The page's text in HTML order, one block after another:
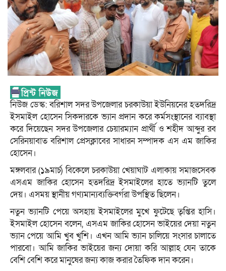
নিউজ ডেস্ক: বরিশাল সদর উপজেলার চরকাউয়া ইউনিয়নের হতদরিদ্র
ইসমাইল হোসেন সিকদারকে ভ্যান প্রদান করে কর্মসংস্থানের ব্যাবস্থা
করে দিয়েছেন সদর উপজেলার চেয়ারম্যান প্রার্থী ও শহীদ আব্দুর রব
সেরিনয়াবাত বরিশাল প্রেসক্লাবের সাধারন সম্পাদক এস এম জাকির
হোসেন।
মঙ্গলবার (১৯মার্চ) বিকেলে চরকাউয়া খেয়াঘাট এলাকায় সমাজসেবক
এসএম জাকির হোসেন হতদরিদ্র ইসমাইলের হাতে ভ্যানটি তুলে
দেয়। এসময় স্থানীয় গণ্যমান্যব্যক্তিবর্গরা উপস্থিত ছিলেন।
নতুন ভ্যানটি পেয়ে অসহায় ইসমাইলের মুখে ফুটেছে তৃপ্তির হাসি।
ইসমাইল হোসেন বলেন, এসএম জাকির হোসেন ভাইয়ের দেয়া নতুন
ভ্যান পেয়ে আমি খুব খুশি। এখন আমি ভ্যান চালিয়ে সংসার চালাতে
পারবো। আমি জাকির ভাইয়ের জন্য দোয়া করি আল্লাহ যেন তাকে
বেশি বেশি করে মানুষের জন্য কাজ করার তৈফিক দান করেন।